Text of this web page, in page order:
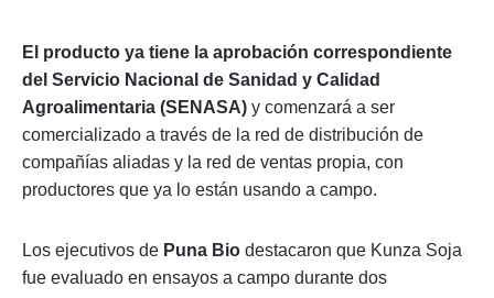
El producto ya tiene la aprobación correspondiente
del Servicio Nacional de Sanidad y Calidad
Agroalimentaria (SENASA) y comenzará a ser
comercializado a través de la red de distribución de
compañías aliadas y la red de ventas propia, con
productores que ya lo están usando a campo.
Los ejecutivos de Puna Bio destacaron que Kunza Soja
fue evaluado en ensayos a campo durante dos